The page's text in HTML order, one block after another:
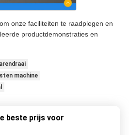
onze faciliteiten te raadplegen en
productdemonstraties en
machine
beste prijs voor